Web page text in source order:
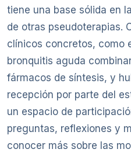
tiene una base sólida en
de otras pseudoterapias.
clínicos concretos, como
bronquitis aguda
fármacos de síntesis, y
recepción por parte del
un espacio de
preguntas, reflexiones y
conocer más sobre las